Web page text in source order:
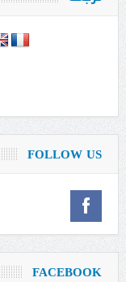
FOLLOW US
FACEBOOK